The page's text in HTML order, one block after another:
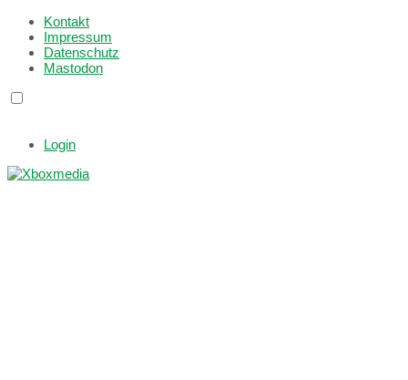
Kontakt
Impressum
Datenschutz
Mastodon
Login